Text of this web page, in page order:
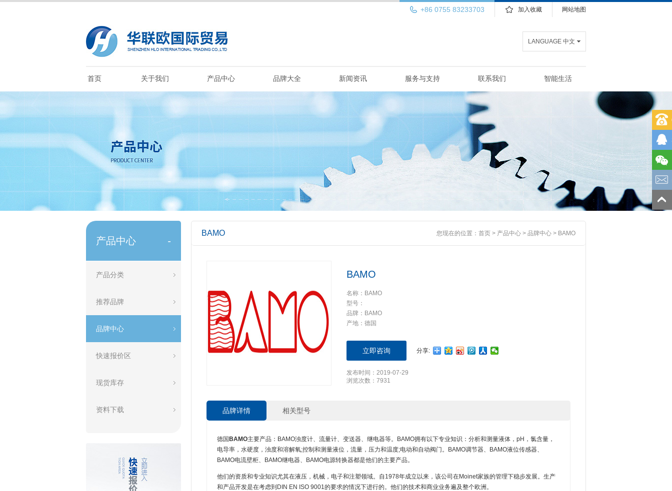
网站地图
加入收藏
+86 0755 83233703
LANGUAGE 中文
首页 关于我们 产品中心 品牌大全 新闻资讯 服务与支持 联系我们 智能生活
产品中心 -
产品分类
推荐品牌
品牌中心
快速报价区
现货库存
资料下载
BAMO 您现在的位置： 首页 > 产品中心 > 品牌中心 > BAMO
BAMO
名称：BAMO
型号：
品牌：BAMO
产地：德国
立即咨询 分享:
发布时间：2019-07-29
浏览次数：7931
品牌详情 相关型号
德国 BAMO主要产品：BAMO浊度计、流量计、变送器、继电器等。BAMO拥有以下专业知识：分析和测量液体，pH，氯含量，
电导率，水硬度，浊度和溶解氧;控制和测量液位，流量，压力和温度;电动和自动阀门。BAMO调节器、BAMO液位传感器、
BAMO电流壁柜、BAMO继电器、BAMO电源转换器都是他们的主要产品。
他们的资质和专业知识尤其在液压，机械，电子和注塑领域。自1978年成立以来，该公司在Moinet家族的管理下稳步发展。生产
和产品开发是在考虑到DIN EN ISO 9001的要求的情况下进行的。他们的技术和商业业务遍及整个欧洲。